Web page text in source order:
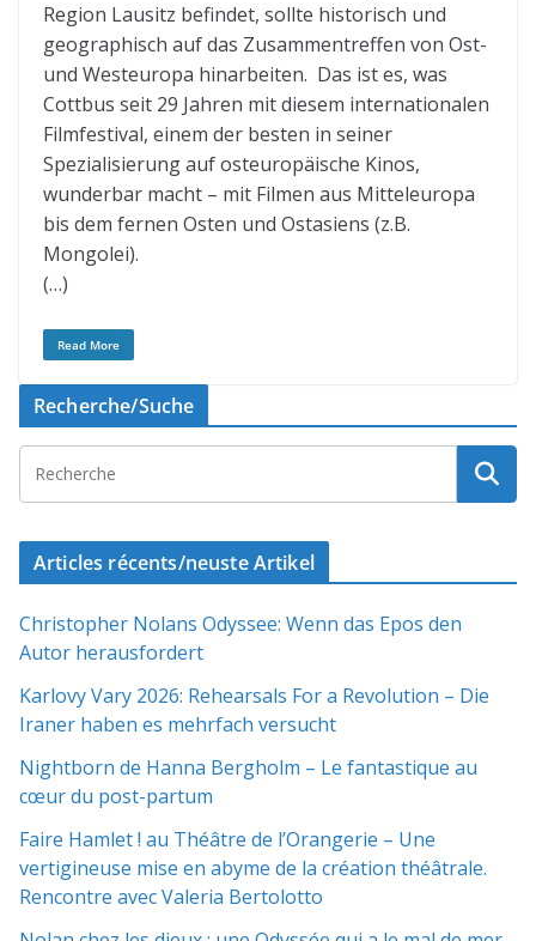
Region Lausitz befindet, sollte historisch und
geographisch auf das Zusammentreffen von Ost-
und Westeuropa hinarbeiten. Das ist es, was
Cottbus seit 29 Jahren mit diesem internationalen
Filmfestival, einem der besten in seiner
Spezialisierung auf osteuropäische Kinos,
wunderbar macht – mit Filmen aus Mitteleuropa
bis dem fernen Osten und Ostasiens (z.B.
Mongolei).
(…)
Read More
Recherche/Suche
Articles récents/neuste Artikel
Christopher Nolans Odyssee: Wenn das Epos den
Autor herausfordert
Karlovy Vary 2026: Rehearsals For a Revolution – Die
Iraner haben es mehrfach versucht
Nightborn de Hanna Bergholm – Le fantastique au
cœur du post-partum
Faire Hamlet ! au Théâtre de l’Orangerie – Une
vertigineuse mise en abyme de la création théâtrale.
Rencontre avec Valeria Bertolotto